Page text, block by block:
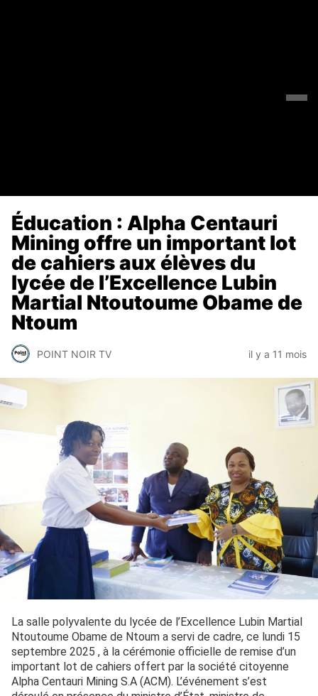
Éducation : Alpha Centauri
Mining offre un important lot
de cahiers aux élèves du
lycée de l’Excellence Lubin
Martial Ntoutoume Obame de
Ntoum
POINT NOIR TV il y a 11 mois
La salle polyvalente du lycée de l’Excellence Lubin Martial
Ntoutoume Obame de Ntoum a servi de cadre, ce lundi 15
septembre 2025 , à la cérémonie officielle de remise d’un
important lot de cahiers offert par la société citoyenne
Alpha Centauri Mining S.A (ACM). L’événement s’est